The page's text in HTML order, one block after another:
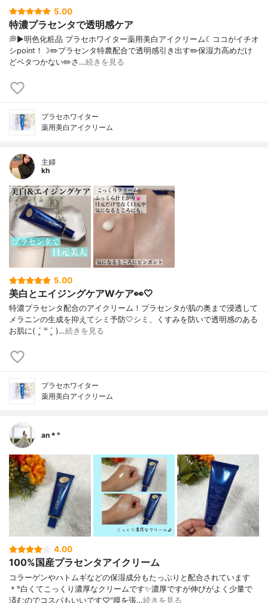
5.00
特濃プラセンタで透明感ケア
💭▶️明色化粧品 プラセホワイター薬用美白アイクリーム☾ココがイチオ
シpoint！☽✏️プラセンタ特農配合で透明感引き出す✏️保湿力高めだけ
どベタつかない✏️さ…続きを見る
プラセホワイター
薬用美白アイクリーム
主婦
kh
5.00
美白とエイジングケアWケア👀🤍
特濃プラセンタ配合のアイクリーム！プラセンタが肌の奥まで浸透して
メラニンの生成を抑えてシミ予防🤍シミ、くすみを防いで透明感のある
お肌に( ´͈ ᐜ `͈ )…続きを見る
プラセホワイター
薬用美白アイクリーム
an＊°
4.00
100%国産プラセンタアイクリーム
コラーゲンやハトムギなどの保湿成分もたっぷりと配合されています
＊°白くてこっくり濃厚なクリームです✨濃厚ですが伸びがよく少量で
済むのでコスパもいいです♡"膜を張…続きを見る